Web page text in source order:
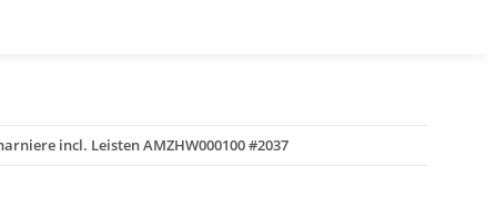
incl. Leisten AMZHW000100 #2037